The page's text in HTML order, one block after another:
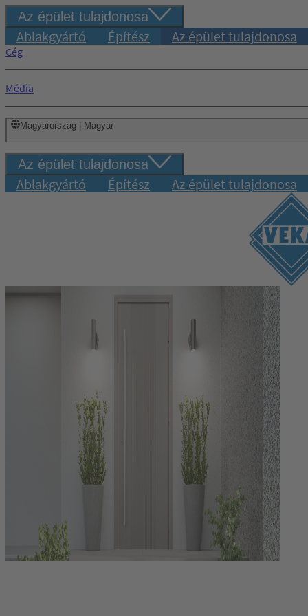
Az épület tulajdonosa
Ablakgyártó Építész Az épület tulajdonosa
Cég
Média
Magyarország | Magyar
Az épület tulajdonosa
Ablakgyártó Építész Az épület tulajdonosa